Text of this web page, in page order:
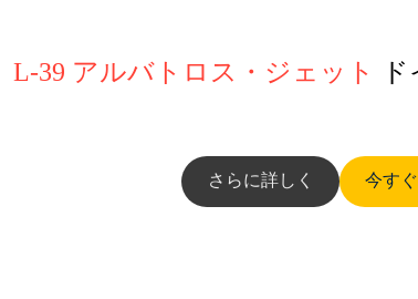
L-39 アルバトロス・ジェット
さらに詳しく 今す